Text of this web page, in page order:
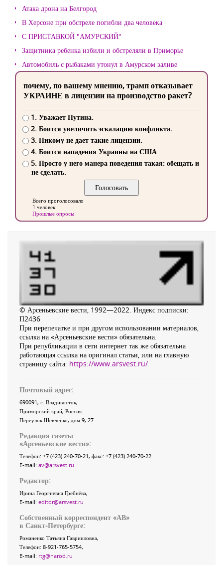
Атака дрона на Белгород
В Херсоне при обстреле погибли два человека
С ПРИСТАВКОЙ "АМУРСКИЙ"
Защитника ребенка избили и обстреляли в Приморье
Автомобиль с рыбаками утонул в Амурском заливе
почему, по вашему мнению, трамп отказывает
УКРАИНЕ в лицензии на производство ракет?
1. Уважает Путина.
2. Боится увеличить эскалацию конфликта.
3. Никому не дает такие лицензии.
4. Боится нападения Украины на США
5. Просто у него манера поведения такая: обещать и
не сделать.
Всего проголосовало
1 человек
Прошлые опросы
© Арсеньевские вести, 1992—2022. Индекс подписки:
П2436
При перепечатке и при другом использовании материалов,
ссылка на «Арсеньевские вести» обязательна.
При републикации в сети интернет так же обязательна
работающая ссылка на оригинал статьи, или на главную
страницу сайта: https://www.arsvest.ru/
Почтовый адрес:
690091, г. Владивосток,
Приморский край, Россия.
Переулок Шевченко, дом 9, 27
Редакция газеты
«Арсеньевские вести»:
Телефон: +7 (423) 240-70-21, факс: +7 (423) 240-70-22
E-mail: av@arsvest.ru
Редактор:
Ирина Георгиевна Гребнёва,
E-mail: editor@arsvest.ru
Собственный корреспондент «АВ»
в Санкт-Петербурге:
Романенко Татьяна Гаврииловна,
Телефон: 8-921-765-5754,
E-mail: rtg@narod.ru